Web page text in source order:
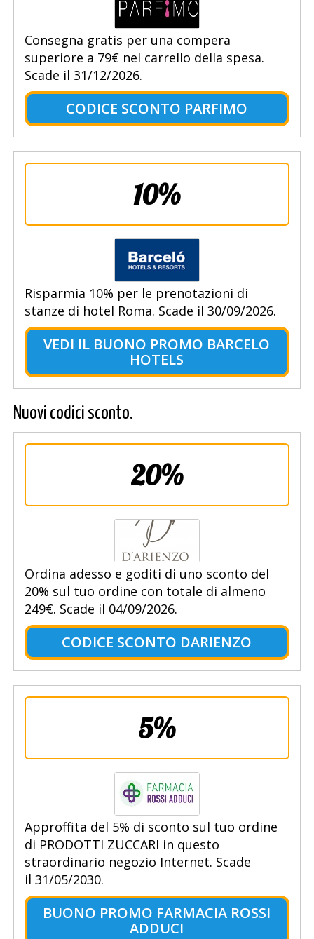
Consegna gratis per una compera
superiore a 79€ nel carrello della spesa.
Scade il 31/12/2026.
CODICE SCONTO PARFIMO
10%
Risparmia 10% per le prenotazioni di
stanze di hotel Roma. Scade il 30/09/2026.
VEDI IL BUONO PROMO BARCELO
HOTELS
Nuovi codici sconto.
20%
Ordina adesso e goditi di uno sconto del
20% sul tuo ordine con totale di almeno
249€. Scade il 04/09/2026.
CODICE SCONTO DARIENZO
5%
Approffita del 5% di sconto sul tuo ordine
di PRODOTTI ZUCCARI in questo
straordinario negozio Internet. Scade
il 31/05/2030.
BUONO PROMO FARMACIA ROSSI
ADDUCI